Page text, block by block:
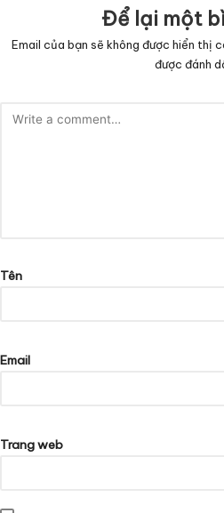
Để lại một
Email của bạn sẽ không được hiển thị
được đánh
Tên
Email
Trang web